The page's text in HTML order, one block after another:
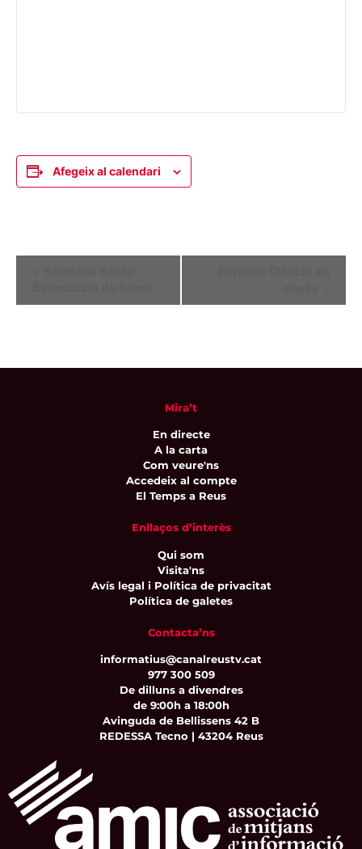
Afegeix al calendari
Mira’t
En directe
A la carta
Com veure'ns
Accedeix al compte
El Temps a Reus
Enllaços d’interès
Qui som
Visita'ns
Avís legal i Política de privacitat
Política de galetes
Contacta’ns
informatius@canalreustv.cat
977 300 509
De dilluns a divendres
de 9:00h a 18:00h
Avinguda de Bellissens 42 B
REDESSA Tecno | 43204 Reus